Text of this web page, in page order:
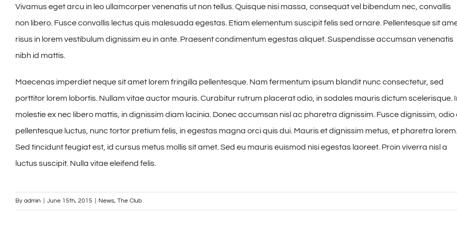
Vivamus eget arcu in leo ullamcorper venenatis ut non tellus. Quisque nisi massa, consequat vel bibendum nec, convallis
non libero. Fusce convallis lectus quis malesuada egestas. Etiam elementum suscipit felis sed ornare. Pellentesque sit
risus in lorem vestibulum dignissim eu in ante. Praesent condimentum egestas aliquet. Suspendisse accumsan venenatis
nibh id mattis.
Maecenas imperdiet neque sit amet lorem fringilla pellentesque. Nam fermentum ipsum blandit nunc consectetur, sed
porttitor lorem lobortis. Nullam vitae auctor mauris. Curabitur rutrum placerat odio, in sodales mauris dictum scelerisque.
molestie ex nec libero mattis, in dignissim diam lacinia. Donec accumsan nisl ac pharetra dignissim. Fusce dignissim, odio
pellentesque luctus, nunc tortor pretium felis, in egestas magna orci quis dui. Mauris et dignissim metus, et pharetra lorem.
Sed tincidunt feugiat est, id cursus metus mollis sit amet. Sed eu mauris euismod nisi egestas laoreet. Proin viverra nisl a
luctus suscipit. Nulla vitae eleifend felis.
By admin June 15th, 2015 News, The Club